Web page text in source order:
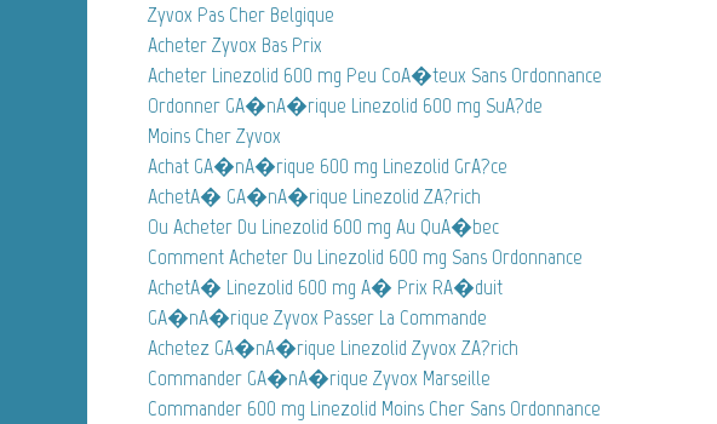
Zyvox Pas Cher Belgique
Acheter Zyvox Bas Prix
Acheter Linezolid 600 mg Peu CoA�teux Sans Ordonnance
Ordonner GA�nA�rique Linezolid 600 mg SuA?de
Moins Cher Zyvox
Achat GA�nA�rique 600 mg Linezolid GrA?ce
AchetA� GA�nA�rique Linezolid ZA?rich
Ou Acheter Du Linezolid 600 mg Au QuA�bec
Comment Acheter Du Linezolid 600 mg Sans Ordonnance
AchetA� Linezolid 600 mg A� Prix RA�duit
GA�nA�rique Zyvox Passer La Commande
Achetez GA�nA�rique Linezolid Zyvox ZA?rich
Commander GA�nA�rique Zyvox Marseille
Commander 600 mg Linezolid Moins Cher Sans Ordonnance